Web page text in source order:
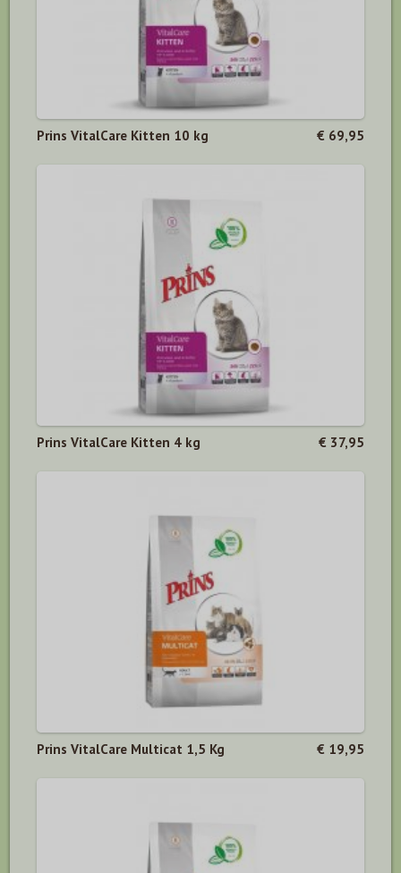
Prins VitalCare Kitten 10 kg € 69,95
Prins VitalCare Kitten 4 kg € 37,95
Prins VitalCare Multicat 1,5 Kg € 19,95